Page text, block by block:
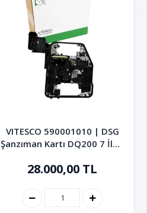
VITESCO 590001010 | DSG
Şanzıman Kartı DQ200 7 İleri
Caddy
28.000,00 TL